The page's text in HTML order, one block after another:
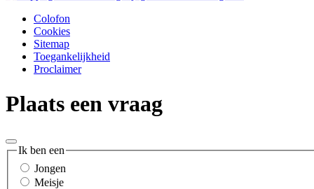
Colofon
Cookies
Sitemap
Toegankelijkheid
Proclaimer
Plaats een vraag
Ik ben een
Jongen
Meisje